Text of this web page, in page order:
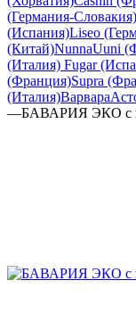
(Германия-Словакия)
(Испания)Liseo
(Китай)NunnaUuni
(Италия) Fugar
(Франция)Supra
(Италия)Варвара
—БАВАРИЯ ЭКО с